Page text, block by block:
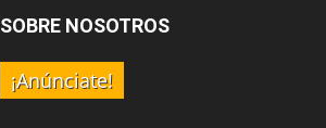
SOBRE NOSOTROS
¡Anúnciate!